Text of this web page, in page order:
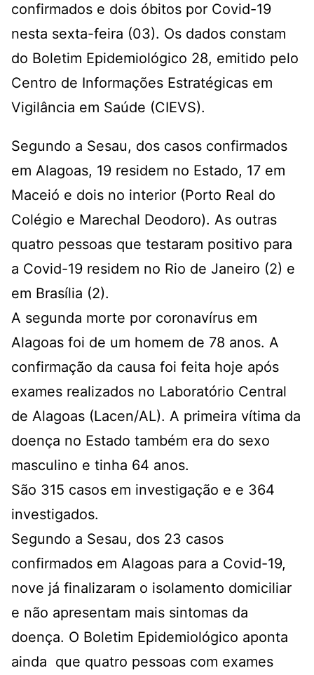
confirmados e dois óbitos por Covid-19
nesta sexta-feira (03). Os dados constam
do Boletim Epidemiológico 28, emitido pelo
Centro de Informações Estratégicas em
Vigilância em Saúde (CIEVS).
Segundo a Sesau, dos casos confirmados
em Alagoas, 19 residem no Estado, 17 em
Maceió e dois no interior (Porto Real do
Colégio e Marechal Deodoro). As outras
quatro pessoas que testaram positivo para
a Covid-19 residem no Rio de Janeiro (2) e
em Brasília (2).
A segunda morte por coronavírus em
Alagoas foi de um homem de 78 anos. A
confirmação da causa foi feita hoje após
exames realizados no Laboratório Central
de Alagoas (Lacen/AL). A primeira vítima da
doença no Estado também era do sexo
masculino e tinha 64 anos.
São 315 casos em investigação e e 364
investigados.
Segundo a Sesau, dos 23 casos
confirmados em Alagoas para a Covid-19,
nove já finalizaram o isolamento domiciliar
e não apresentam mais sintomas da
doença. O Boletim Epidemiológico aponta
ainda que quatro pessoas com exames